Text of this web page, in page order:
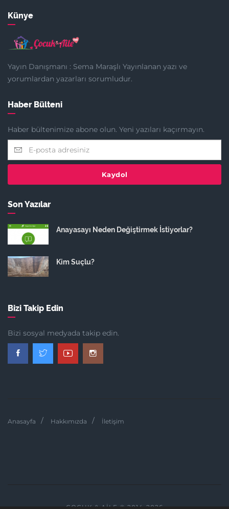
Künye
Yayın Danışmanı : Sema Maraşlı Yayınlanan yazı ve
yorumlardan yazarları sorumludur.
Haber Bülteni
Haber bültenimize abone olun. Yeni yazıları kaçırmayın.
Kaydol
Son Yazılar
Anayasayı Neden Değiştirmek İstiyorlar?
Kim Suçlu?
Bizi Takip Edin
Bizi sosyal medyada takip edin.
Anasayfa Hakkımızda İletişim
ÇOCUK & AILE © 2014-2026